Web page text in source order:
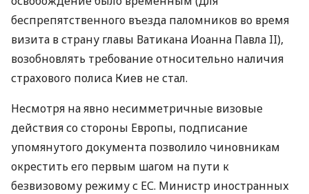
беспрепятственного въезда паломников во время
визита в страну главы Ватикана Иоанна Павла II),
возобновлять требование относительно наличия
страхового полиса Киев не стал.
Несмотря на явно несимметричные визовые
действия со стороны Европы, подписание
упомянутого документа позволило чиновникам
окрестить его первым шагом на пути к
безвизовому режиму с ЕС. Министр иностранных